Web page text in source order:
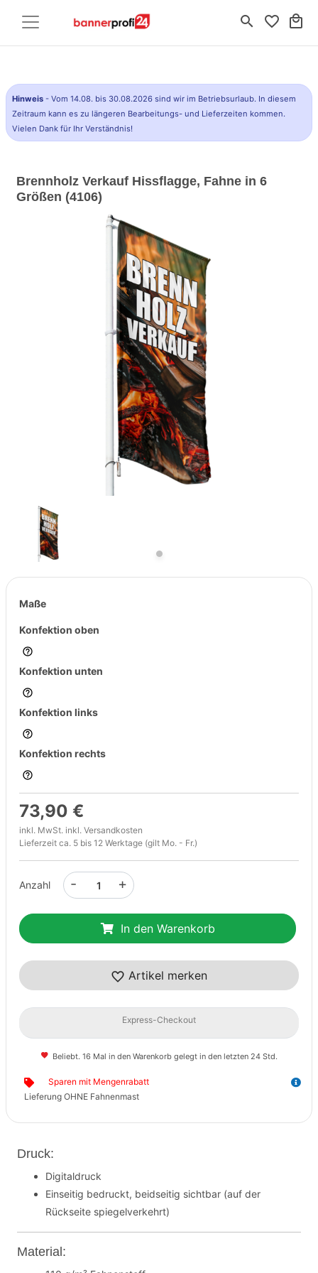
search favorite_border local_mall
Hinweis - Vom 14.08. bis 30.08.2026 sind wir im Betriebsurlaub. In diesem
Zeitraum kann es zu längeren Bearbeitungs- und Lieferzeiten kommen.
Vielen Dank für Ihr Verständnis!
Brennholz Verkauf Hissflagge, Fahne in 6
Größen (4106)
Maße
Konfektion oben
Konfektion unten
Konfektion links
Konfektion rechts
73,90 €
inkl. MwSt. inkl. Versandkosten
Lieferzeit ca. 5 bis 12 Werktage (gilt Mo. - Fr.)
Anzahl +
-
In den Warenkorb
Artikel merken
Express-Checkout
Beliebt. 16 Mal in den Warenkorb gelegt in den letzten 24 Std.
Sparen mit Mengenrabatt
Lieferung OHNE Fahnenmast
Druck:
Digitaldruck
Einseitig bedruckt, beidseitig sichtbar (auf der
Rückseite spiegelverkehrt)
Material: